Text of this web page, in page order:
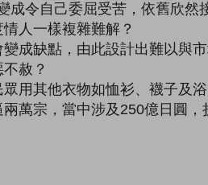
令自己委屈受苦，依舊欣然
人一樣複雜難解？
成缺點，由此設計出難以與市
赦？
用其他衣物如恤衫、襪子及
萬宗，當中涉及250億日圓，